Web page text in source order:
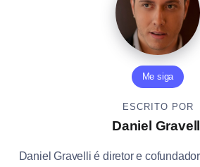
Me siga
ESCRITO POR
Daniel
Daniel Gravelli é diretor e